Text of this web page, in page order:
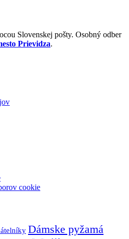
Slovenskej pošty. Osobný odber
Prievidza.
cookie
Dámske pyžamá